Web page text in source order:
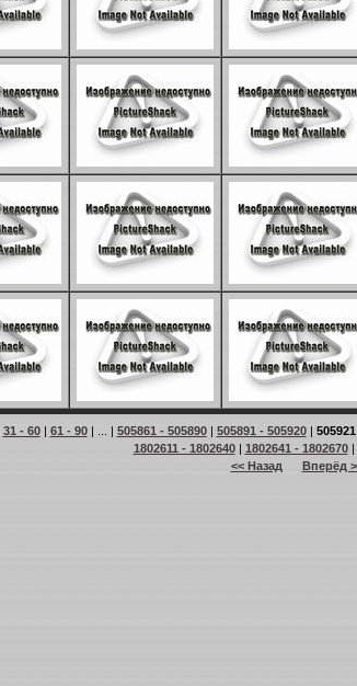
31 - 60| 61 - 90| ... | 505861 - 505890| 505891 - 505920|
1802611 - 1802640| 1802641 - 1802670|
<< Назад
Вперёд